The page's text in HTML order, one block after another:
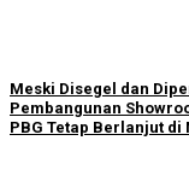
Meski Disegel dan
Pembangunan
PBG Tetap Berlanjut di